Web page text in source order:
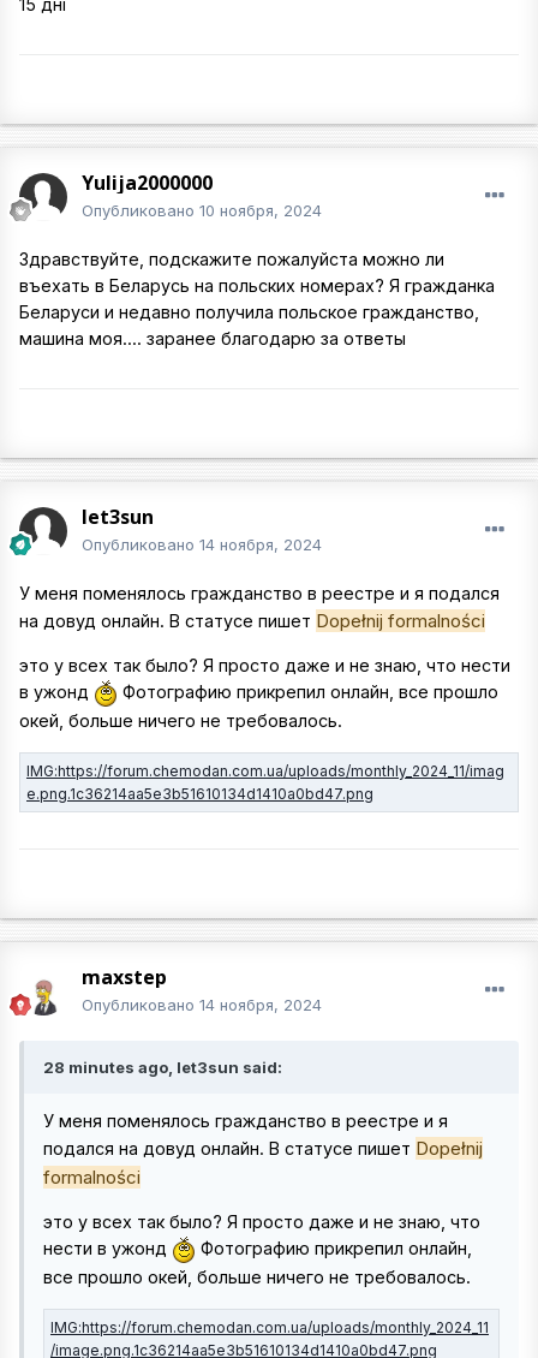
15 дні
Yulija2000000
Опубликовано 10 ноября, 2024
Здравствуйте, подскажите пожалуйста можно ли
въехать в Беларусь на польских номерах? Я гражданка
Беларуси и недавно получила польское гражданство,
машина моя.... заранее благодарю за ответы
let3sun
Опубликовано 14 ноября, 2024
У меня поменялось гражданство в реестре и я подался
на довуд онлайн. В статусе пишет Dopełnij formalności
это у всех так было? Я просто даже и не знаю, что нести
в ужонд
Фотографию прикрепил онлайн, все прошло
окей, больше ничего не требовалось.
maxstep
Опубликовано 14 ноября, 2024
28 minutes ago, let3sun said:
У меня поменялось гражданство в реестре и я
подался на довуд онлайн. В статусе пишет Dopełnij
formalności
это у всех так было? Я просто даже и не знаю, что
нести в ужонд
Фотографию прикрепил онлайн,
все прошло окей, больше ничего не требовалось.